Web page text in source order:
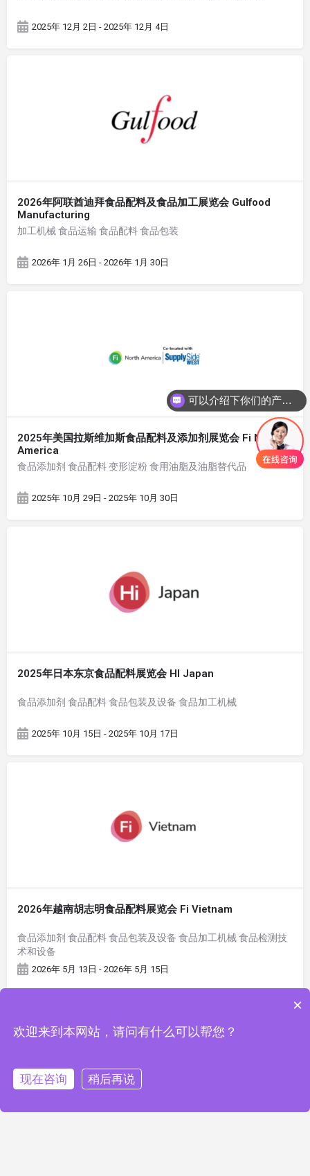
2025年 12月 2日 - 2025年 12月 4日
2026年阿联酋迪拜食品配料及食品加工展览会 Gulfood
Manufacturing
加工机械 食品运输 食品配料 食品包装
2026年 1月 26日 - 2026年 1月 30日
2025年美国拉斯维加斯食品配料及添加剂展览会 Fi North
America
食品添加剂 食品配料 变形淀粉 食用油脂及油脂替代品
2025年 10月 29日 - 2025年 10月 30日
2025年日本东京食品配料展览会 HI Japan
食品添加剂 食品配料 食品包装及设备 食品加工机械
2025年 10月 15日 - 2025年 10月 17日
2026年越南胡志明食品配料展览会 Fi Vietnam
食品添加剂 食品配料 食品包装及设备 食品加工机械 食品检测技
术和设备
2026年 5月 13日 - 2026年 5月 15日
可以介绍下你们的产品么
×
欢迎来到本网站，请问有什么可以帮您？
现在咨询 稍后再说